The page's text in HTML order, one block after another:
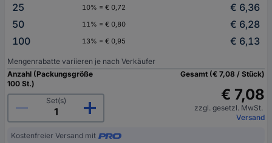
25
10% = € 0,72
€ 6,36
50
11% = € 0,80
€ 6,28
100
13% = € 0,95 € 6,13
Mengenrabatte variieren je nach Verkäufer
Anzahl (Packungsgröße
100 St.)
Set(s)
Gesamt (€ 7,08 / Stück)
€ 7,08
zzgl. gesetzl. MwSt.
Versand
Kostenfreier Versand mit